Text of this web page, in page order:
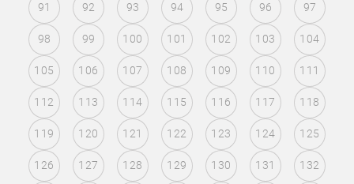
91 92 93 94 95 96 97
98 99 100 101 102 103 104
105 106 107 108 109 110 111
112 113 114 115 116 117 118
119 120 121 122 123 124 125
126 127 128 129 130 131 132